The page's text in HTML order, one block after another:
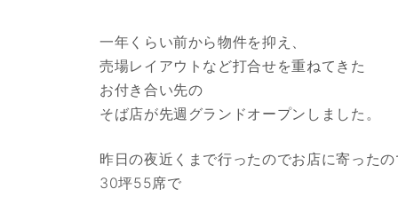
一年くらい前から物件を抑え、
売場レイアウトなど打合せを重ねてきた
お付き合い先の
そば店が先週グランドオープンしました。
昨日の夜近くまで行ったのでお店に寄ったの
30坪55席で